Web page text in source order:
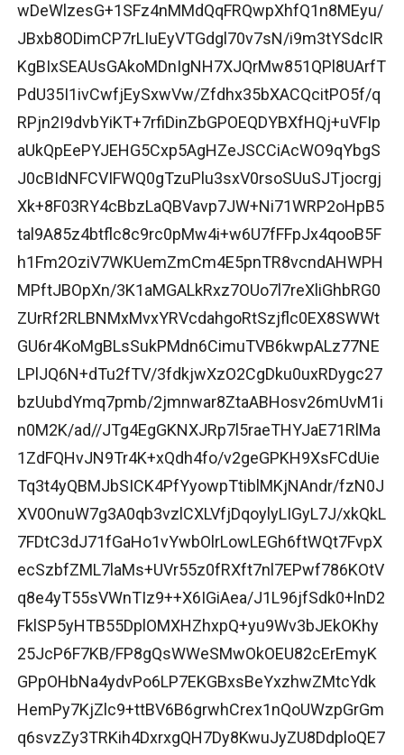
wDeWlzesG+1SFz4nMMdQqFRQwpXhfQ1n8MEyu/
JBxb8ODimCP7rLIuEyVTGdgl70v7sN/i9m3tYSdcIR
KgBIxSEAUsGAkoMDnIgNH7XJQrMw851QPl8UArfT
PdU35I1ivCwfjEySxwVw/Zfdhx35bXACQcitPO5f/q
RPjn2I9dvbYiKT+7rfiDinZbGPOEQDYBXfHQj+uVFIp
aUkQpEePYJEHG5Cxp5AgHZeJSCCiAcWO9qYbgS
J0cBIdNFCVIFWQ0gTzuPlu3sxV0rsoSUuSJTjocrgj
Xk+8F03RY4cBbzLaQBVavp7JW+Ni71WRP2oHpB5
tal9A85z4btflc8c9rc0pMw4i+w6U7fFFpJx4qooB5F
h1Fm2OziV7WKUemZmCm4E5pnTR8vcndAHWPH
MPftJBOpXn/3K1aMGALkRxz7OUo7l7reXliGhbRG0
ZUrRf2RLBNMxMvxYRVcdahgoRtSzjflc0EX8SWWt
GU6r4KoMgBLsSukPMdn6CimuTVB6kwpALz77NE
LPlJQ6N+dTu2fTV/3fdkjwXzO2CgDku0uxRDygc27
bzUubdYmq7pmb/2jmnwar8ZtaABHosv26mUvM1i
n0M2K/ad//JTg4EgGKNXJRp7l5raeTHYJaE71RlMa
1ZdFQHvJN9Tr4K+xQdh4fo/v2geGPKH9XsFCdUie
Tq3t4yQBMJbSICK4PfYyowpTtiblMKjNAndr/fzN0J
XV0OnuW7g3A0qb3vzlCXLVfjDqoylyLIGyL7J/xkQkL
7FDtC3dJ71fGaHo1vYwbOlrLowLEGh6ftWQt7FvpX
ecSzbfZML7laMs+UVr55z0fRXft7nl7EPwf786KOtV
q8e4yT55sVWnTIz9++X6IGiAea/J1L96jfSdk0+lnD2
FklSP5yHTB55DplOMXHZhxpQ+yu9Wv3bJEkOKhy
25JcP6F7KB/FP8gQsWWeSMwOkOEU82cErEmyK
GPpOHbNa4ydvPo6LP7EKGBxsBeYxzhwZMtcYdk
HemPy7KjZlc9+ttBV6B6grwhCrex1nQoUWzpGrGm
q6svzZy3TRKih4DxrxgQH7Dy8KwuJyZU8DdploQE7